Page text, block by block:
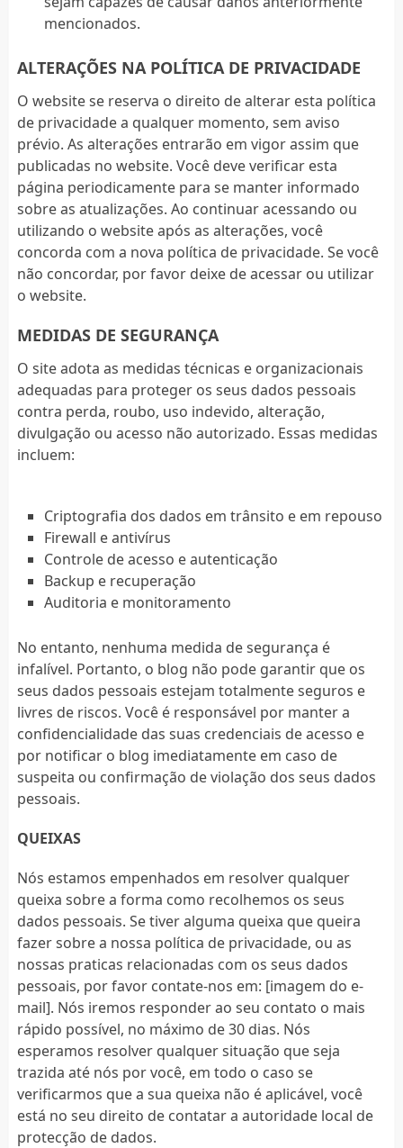
mencionados.
ALTERAÇÕES NA POLÍTICA DE PRIVACIDADE
O website se reserva o direito de alterar esta política
de privacidade a qualquer momento, sem aviso
prévio. As alterações entrarão em vigor assim que
publicadas no website. Você deve verificar esta
página periodicamente para se manter informado
sobre as atualizações. Ao continuar acessando ou
utilizando o website após as alterações, você
concorda com a nova política de privacidade. Se você
não concordar, por favor deixe de acessar ou utilizar
o website.
MEDIDAS DE SEGURANÇA
O site adota as medidas técnicas e organizacionais
adequadas para proteger os seus dados pessoais
contra perda, roubo, uso indevido, alteração,
divulgação ou acesso não autorizado. Essas medidas
incluem:
Criptografia dos dados em trânsito e em repouso
Firewall e antivírus
Controle de acesso e autenticação
Backup e recuperação
Auditoria e monitoramento
No entanto, nenhuma medida de segurança é
infalível. Portanto, o blog não pode garantir que os
seus dados pessoais estejam totalmente seguros e
livres de riscos. Você é responsável por manter a
confidencialidade das suas credenciais de acesso e
por notificar o blog imediatamente em caso de
suspeita ou confirmação de violação dos seus dados
pessoais.
QUEIXAS
Nós estamos empenhados em resolver qualquer
queixa sobre a forma como recolhemos os seus
dados pessoais. Se tiver alguma queixa que queira
fazer sobre a nossa política de privacidade, ou as
nossas praticas relacionadas com os seus dados
pessoais, por favor contate-nos em: [imagem do e-
mail]. Nós iremos responder ao seu contato o mais
rápido possível, no máximo de 30 dias. Nós
esperamos resolver qualquer situação que seja
trazida até nós por você, em todo o caso se
verificarmos que a sua queixa não é aplicável, você
está no seu direito de contatar a autoridade local de
protecção de dados.